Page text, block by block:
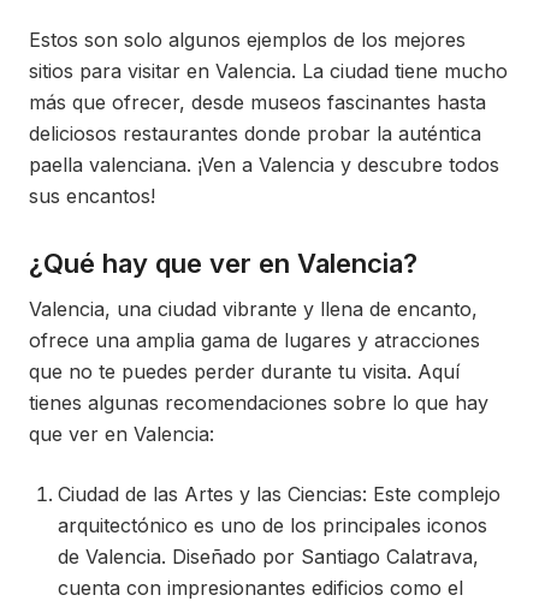
Estos son solo algunos ejemplos de los mejores
sitios para visitar en Valencia. La ciudad tiene mucho
más que ofrecer, desde museos fascinantes hasta
deliciosos restaurantes donde probar la auténtica
paella valenciana. ¡Ven a Valencia y descubre todos
sus encantos!
¿Qué hay que ver en Valencia?
Valencia, una ciudad vibrante y llena de encanto,
ofrece una amplia gama de lugares y atracciones
que no te puedes perder durante tu visita. Aquí
tienes algunas recomendaciones sobre lo que hay
que ver en Valencia:
Ciudad de las Artes y las Ciencias: Este complejo
arquitectónico es uno de los principales iconos
de Valencia. Diseñado por Santiago Calatrava,
cuenta con impresionantes edificios como el